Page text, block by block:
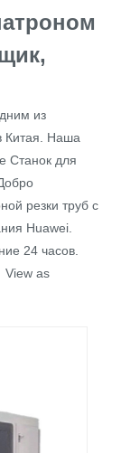
из
Китая. Наша
Станок для
резки труб с
Huawei.
24 часов.
View as